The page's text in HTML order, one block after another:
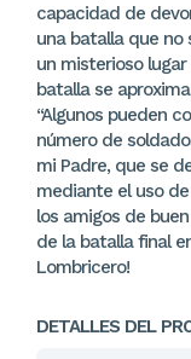
capacidad de
una batalla que no
un misterioso
batalla se
“Algunos pueden
número de
mi Padre, que se
mediante el uso
los amigos de
de la batalla final
Lombricero!
DETALLES DEL